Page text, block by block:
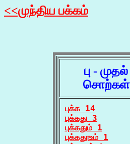
<<முந்திய பக்கம்
பு - முதல்
சொற்கள்
புக்க 14
புக்கது 3
புக்கதும் 1
புக்கதூஉம் 1